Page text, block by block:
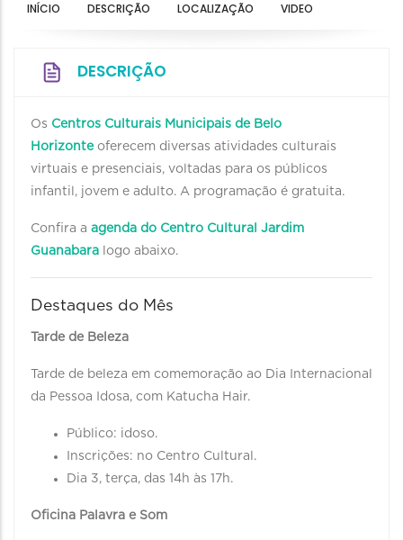
INÍCIO DESCRIÇÃO LOCALIZAÇÃO VIDEO
DESCRIÇÃO
Os Centros Culturais Municipais de Belo
Horizonteoferecem diversas atividades culturais
virtuais e presenciais, voltadas para os públicos
infantil, jovem e adulto. A programação é gratuita.
Confira a agenda do Centro Cultural Jardim
Guanabara logo abaixo.
Destaques do Mês
Tarde de Beleza
Tarde de beleza em comemoração ao Dia Internacional
da Pessoa Idosa, com Katucha Hair.
Público: idoso.
Inscrições: no Centro Cultural.
Dia 3, terça, das 14h às 17h.
Oficina Palavra e Som